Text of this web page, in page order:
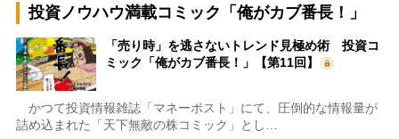
投資ノウハウ満載コミック「俺がカブ番長！」
「売り時」を逃さないトレンド見極め術 投資コ
ミック「俺がカブ番長！」【第11回】
かつて投資情報雑誌「マネーポスト」にて、圧倒的な情報量が
詰め込まれた「天下無敵の株コミック」とし…